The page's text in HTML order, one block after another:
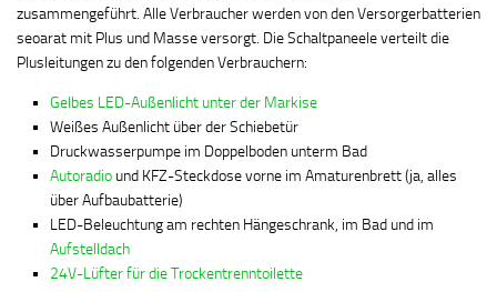
zusammengeführt. Alle Verbraucher werden von den Versorgerbatterien
seoarat mit Plus und Masse versorgt. Die Schaltpaneele verteilt die
Plusleitungen zu den folgenden Verbrauchern:
Gelbes LED-Außenlicht unter der Markise
Weißes Außenlicht über der Schiebetür
Druckwasserpumpe im Doppelboden unterm Bad
Autoradio und KFZ-Steckdose vorne im Amaturenbrett (ja, alles
über Aufbaubatterie)
LED-Beleuchtung am rechten Hängeschrank, im Bad und im
Aufstelldach
24V-Lüfter für die Trockentrenntoilette